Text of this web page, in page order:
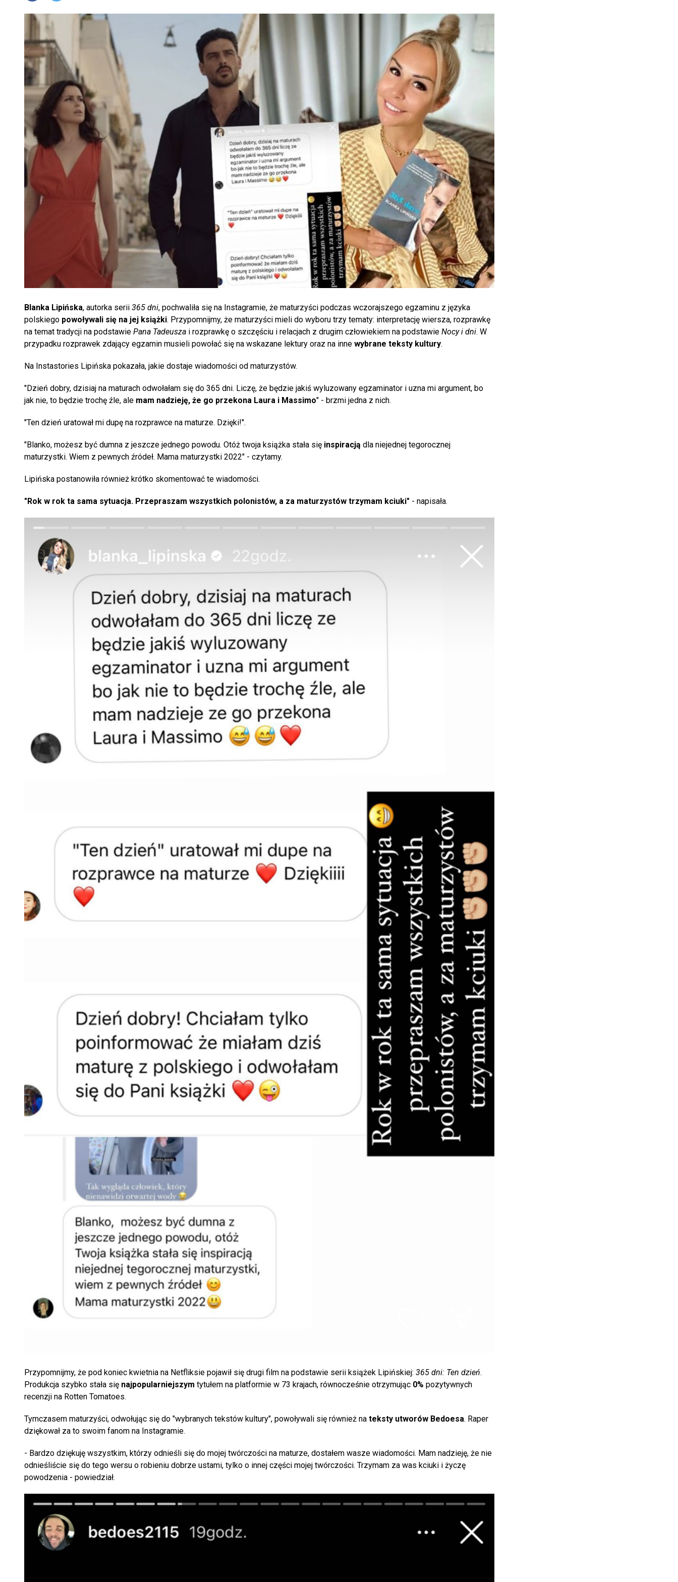
Blanka Lipińska, autorka serii 365 dni, pochwaliła się na Instagramie, że maturzyści podczas wczorajszego egzaminu z języka
polskiego powoływali się na jej książki. Przypomnijmy, że maturzyści mieli do wyboru trzy tematy: interpretację wiersza, rozprawkę
na temat tradycji na podstawie Pana Tadeusza i rozprawkę o szczęściu i relacjach z drugim człowiekiem na podstawie Nocy i dni. W
przypadku rozprawek zdający egzamin musieli powołać się na wskazane lektury oraz na inne wybrane teksty kultury.
Na Instastories Lipińska pokazała, jakie dostaje wiadomości od maturzystów.
"Dzień dobry, dzisiaj na maturach odwołałam się do 365 dni. Liczę, że będzie jakiś wyluzowany egzaminator i uzna mi argument, bo
jak nie, to będzie trochę źle, ale mam nadzieję, że go przekona Laura i Massimo" - brzmi jedna z nich.
"Ten dzień uratował mi dupę na rozprawce na maturze. Dzięki!".
"Blanko, możesz być dumna z jeszcze jednego powodu. Otóż twoja książka stała się inspiracją dla niejednej tegorocznej
maturzystki. Wiem z pewnych źródeł. Mama maturzystki 2022" - czytamy.
Lipińska postanowiła również krótko skomentować te wiadomości.
"Rok w rok ta sama sytuacja. Przepraszam wszystkich polonistów, a za maturzystów trzymam kciuki" - napisała.
Przypomnijmy, że pod koniec kwietnia na Netfliksie pojawił się drugi film na podstawie serii książek Lipińskiej: 365 dni: Ten dzień.
Produkcja szybko stała się najpopularniejszym tytułem na platformie w 73 krajach, równocześnie otrzymując 0% pozytywnych
recenzji na Rotten Tomatoes.
Tymczasem maturzyści, odwołując się do "wybranych tekstów kultury", powoływali się również na teksty utworów Bedoesa. Raper
dziękował za to swoim fanom na Instagramie.
- Bardzo dziękuję wszystkim, którzy odnieśli się do mojej twórczości na maturze, dostałem wasze wiadomości. Mam nadzieję, że nie
odnieśliście się do tego wersu o robieniu dobrze ustami, tylko o innej części mojej twórczości. Trzymam za was kciuki i życzę
powodzenia - powiedział.